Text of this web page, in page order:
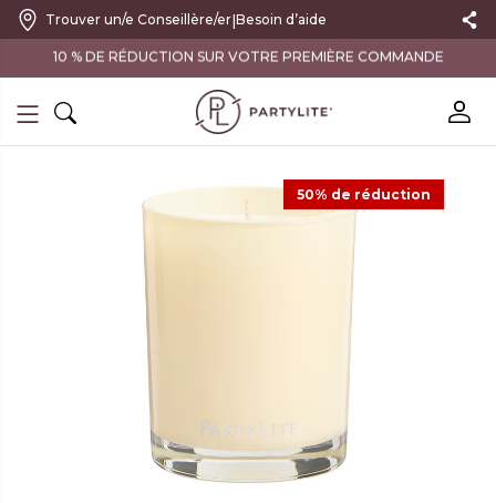
Trouver un/e Conseillère/er|Besoin d’aide
10 % DE RÉDUCTION SUR VOTRE PREMIÈRE COMMANDE
50% de réduction